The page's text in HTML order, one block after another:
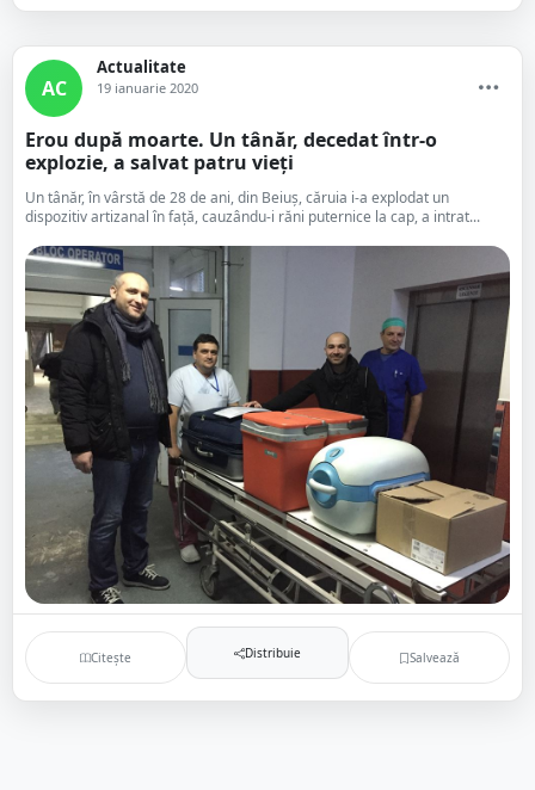
AC
Actualitate
19 ianuarie 2020
Erou după moarte. Un tânăr, decedat într-o
explozie, a salvat patru vieți
Un tânăr, în vârstă de 28 de ani, din Beiuş, căruia i-a explodat un
dispozitiv artizanal în faţă, cauzându-i răni puternice la cap, a intrat...
Citește Distribuie Salvează